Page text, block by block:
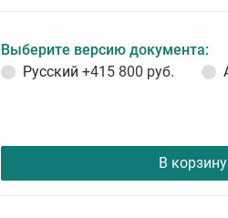
Выберите версию документа:
Русский +415 800 руб.
В корзину